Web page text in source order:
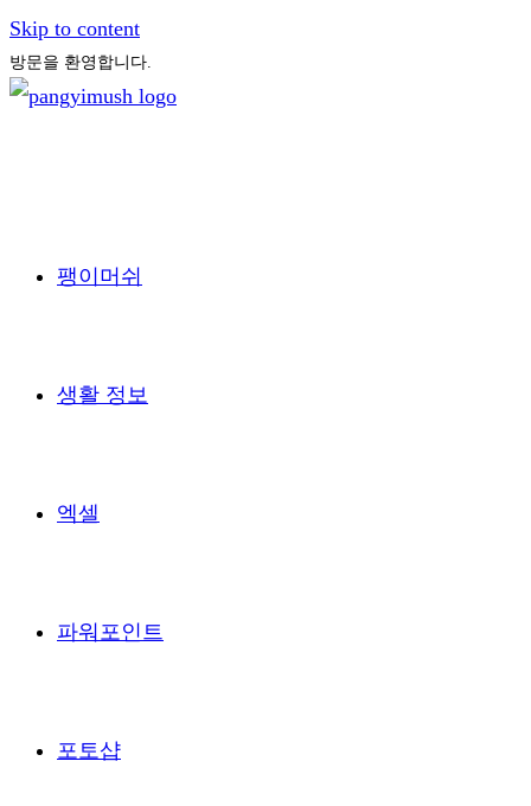
Skip to content
방문을 환영합니다.
팽이머쉬
생활 정보
엑셀
파워포인트
포토샵